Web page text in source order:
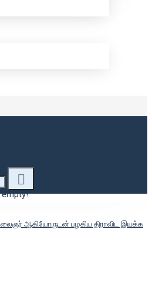
ஆகியோருடன் பழகிய திராவிட இயக்க